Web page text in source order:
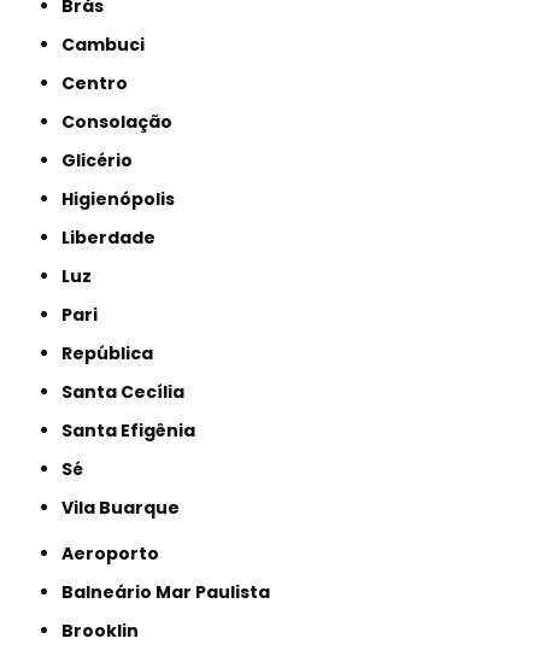
Brás
Cambuci
Centro
Consolação
Glicério
Higienópolis
Liberdade
Luz
Pari
República
Santa Cecília
Santa Efigênia
Sé
Vila Buarque
Aeroporto
Balneário Mar Paulista
Brooklin